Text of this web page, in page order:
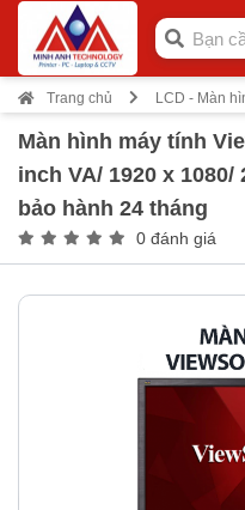
Trang chủ LCD - Màn
Màn hình máy tính
inch VA/ 1920 x 1080/
bảo hành 24 tháng
0 đánh giá